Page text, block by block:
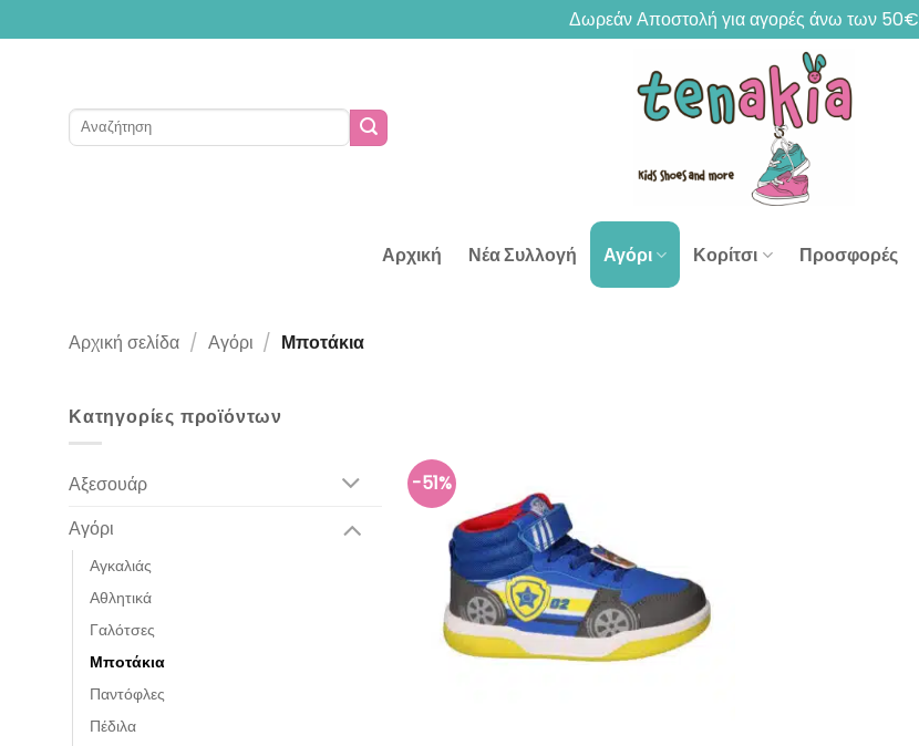
Δωρεάν Αποστολή για αγορές άνω των 50€
περιεχόμενοΑναζήτηση
για:
Αρχική Νέα Συλλογή Αγόρι Κορίτσι Προσφορές
Αρχική σελίδα / Αγόρι / Μποτάκια
Κατηγορίες προϊόντων
Αξεσουάρ
Αγόρι
Αγκαλιάς
Αθλητικά
Γαλότσες
Μποτάκια
Παντόφλες
Πέδιλα
-51%